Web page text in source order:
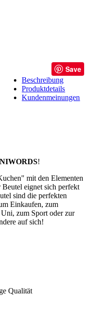
Save
Beschreibung
Produktdetails
Kundenmeinungen
!
mit den Elementen
Beutel eignet sich perfekt
sind die perfekten
Einkaufen, zum
zum Sport oder zur
auf sich!
Qualität